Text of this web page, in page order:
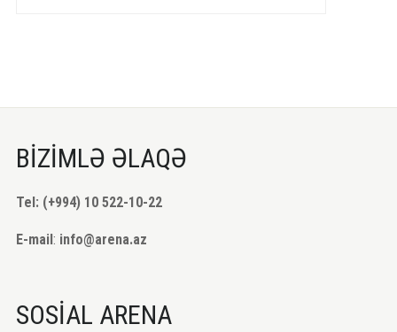
BİZİMLƏ ƏLAQƏ
Tel: (+994) 10 522-10-22
E-mail: info@arena.az
SOSİAL ARENA